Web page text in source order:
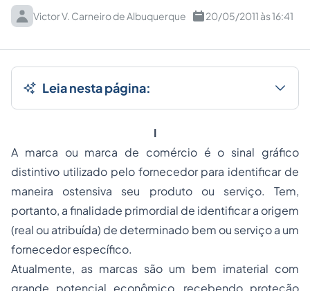
Victor V. Carneiro de Albuquerque 20/05/2011 às 16:41
Leia nesta página:
I
A marca ou marca de comércio é o sinal gráfico
distintivo utilizado pelo fornecedor para identificar de
maneira ostensiva seu produto ou serviço. Tem,
portanto, a finalidade primordial de identificar a origem
(real ou atribuída) de determinado bem ou serviço a um
fornecedor específico.
Atualmente, as marcas são um bem imaterial com
grande potencial econômico, recebendo proteção